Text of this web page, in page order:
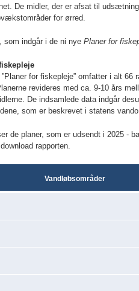
De midler, der er afsat til
for ørred.
som indgår i de ni nye Planer for
”Planer for fiskepleje” omfatter i alt
revideres med ca. 9-10 års
De indsamlede data indgår
som er beskrevet i statens
de planer, som er udsendt i 2025 -
rapporten.
Vandløbsområder